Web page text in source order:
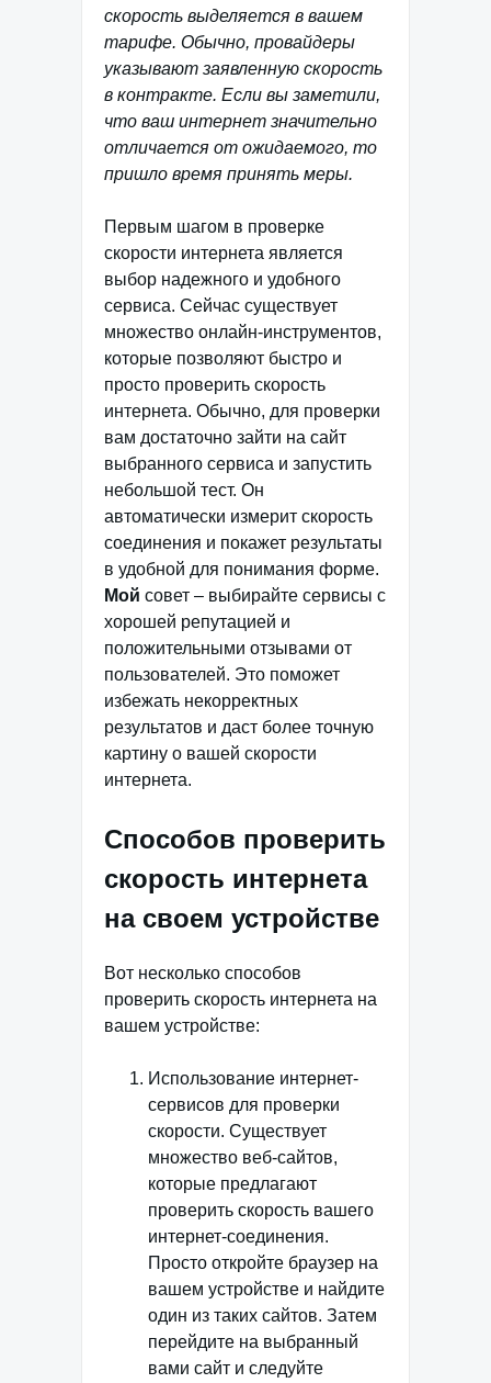
скорость выделяется в вашем
тарифе. Обычно, провайдеры
указывают заявленную скорость
в контракте. Если вы заметили,
что ваш интернет значительно
отличается от ожидаемого, то
пришло время принять меры.
Первым шагом в проверке
скорости интернета является
выбор надежного и удобного
сервиса. Сейчас существует
множество онлайн-инструментов,
которые позволяют быстро и
просто проверить скорость
интернета. Обычно, для проверки
вам достаточно зайти на сайт
выбранного сервиса и запустить
небольшой тест. Он
автоматически измерит скорость
соединения и покажет результаты
в удобной для понимания форме.
Мой совет – выбирайте сервисы с
хорошей репутацией и
положительными отзывами от
пользователей. Это поможет
избежать некорректных
результатов и даст более точную
картину о вашей скорости
интернета.
Способов проверить
скорость интернета
на своем устройстве
Вот несколько способов
проверить скорость интернета на
вашем устройстве:
Использование интернет-
сервисов для проверки
скорости. Существует
множество веб-сайтов,
которые предлагают
проверить скорость вашего
интернет-соединения.
Просто откройте браузер на
вашем устройстве и найдите
один из таких сайтов. Затем
перейдите на выбранный
вами сайт и следуйте